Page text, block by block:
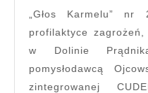
„Głos Karmelu” nr 2/2015 zamieścił artykuł o
profilaktyce
w Dolinie
pomysłodawcą
zintegrowanej